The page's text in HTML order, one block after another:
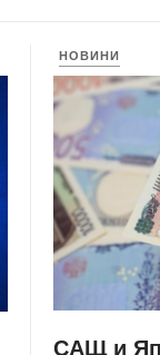
НОВИНИ
САЩ и